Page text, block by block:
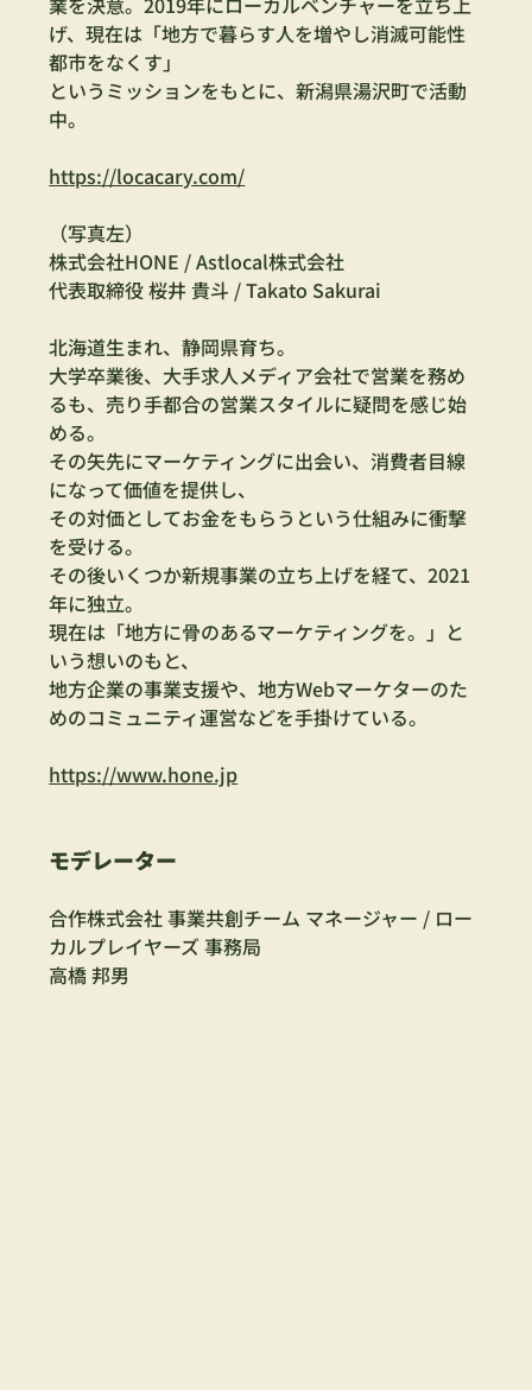
げ、現在は「地方で暮らす人を増やし消滅可能性
都市をなくす」
というミッションをもとに、新潟県湯沢町で活動
中。
https://locacary.com/
（写真左）
株式会社HONE / Astlocal株式会社
代表取締役 桜井 貴斗 / Takato Sakurai
北海道生まれ、静岡県育ち。
大学卒業後、大手求人メディア会社で営業を務め
るも、売り手都合の営業スタイルに疑問を感じ始
める。
その矢先にマーケティングに出会い、消費者目線
になって価値を提供し、
その対価としてお金をもらうという仕組みに衝撃
を受ける。
その後いくつか新規事業の立ち上げを経て、2021
年に独立。
現在は「地方に骨のあるマーケティングを。」と
いう想いのもと、
地方企業の事業支援や、地方Webマーケターのた
めのコミュニティ運営などを手掛けている。
https://www.hone.jp
モデレーター
合作株式会社 事業共創チーム マネージャー / ロー
カルプレイヤーズ 事務局
高橋 邦男